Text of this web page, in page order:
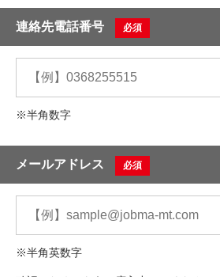
連絡先電話番号 必須
※半角数字
メールアドレス 必須
※半角英数字